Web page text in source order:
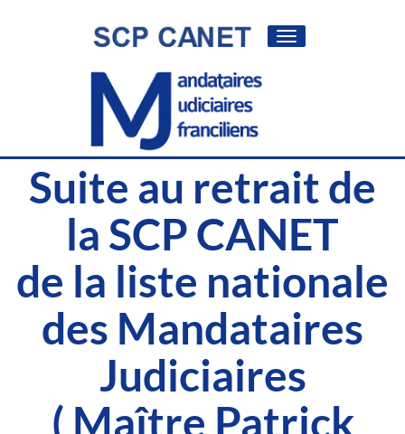
Toggle
Suite au retrait de
la SCP CANET
de la liste nationale
des Mandataires
Judiciaires
( Maître Patrick